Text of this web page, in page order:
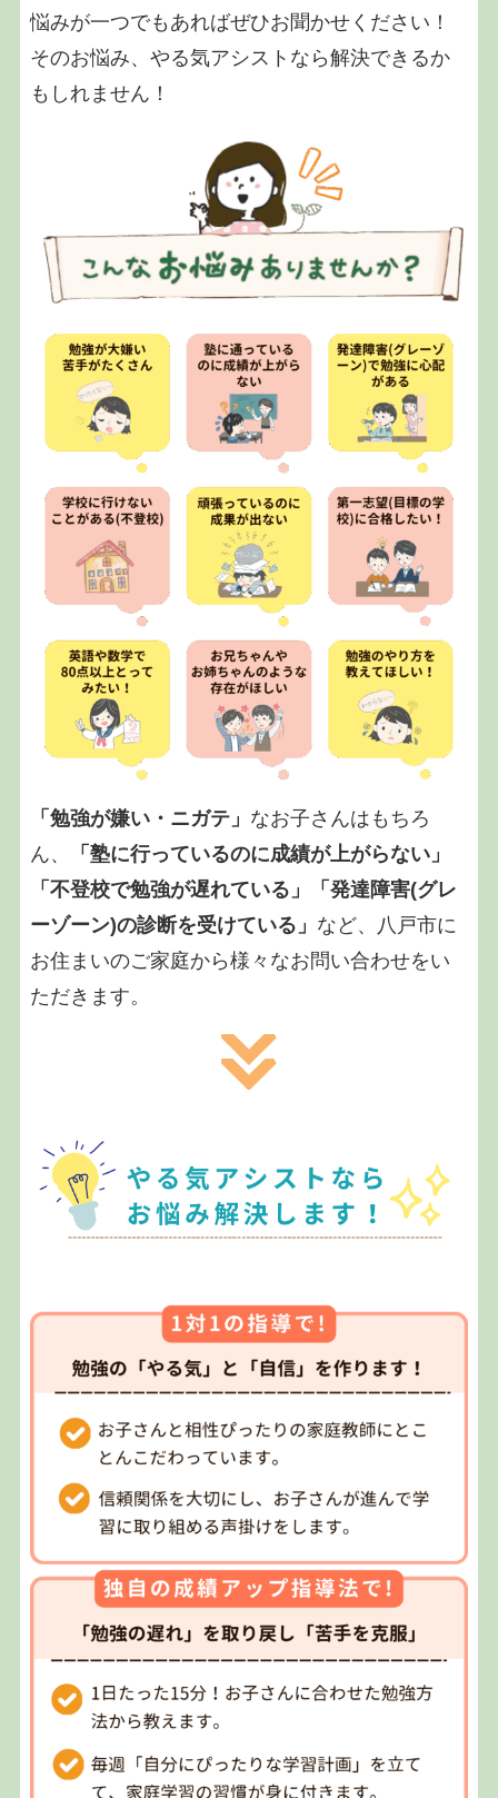
悩みが一つでもあればぜひお聞かせください！
そのお悩み、やる気アシストなら解決できるか
もしれません！
「勉強が嫌い・ニガテ」 なお子さんはもちろ
ん、
「塾に行っているのに成績が上がらない」
「不登校で勉強が遅れている」「発達障害(グレ
ーゾーン)の診断を受けている」 など、八戸市に
お住まいのご家庭から様々なお問い合わせをい
ただきます。